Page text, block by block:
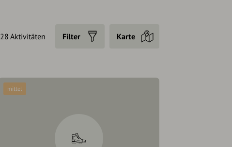
28 Aktivitäten Filter Karte
mittel